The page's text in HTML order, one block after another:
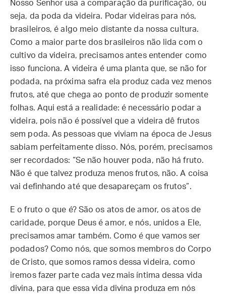
Nosso Senhor usa a comparação da purificação, ou
seja, da poda da videira. Podar videiras para nós,
brasileiros, é algo meio distante da nossa cultura.
Como a maior parte dos brasileiros não lida com o
cultivo da videira, precisamos antes entender como
isso funciona. A videira é uma planta que, se não for
podada, na próxima safra ela produz cada vez menos
frutos, até que chega ao ponto de produzir somente
folhas. Aqui está a realidade: é necessário podar a
videira, pois não é possível que a videira dê frutos
sem poda. As pessoas que viviam na época de Jesus
sabiam perfeitamente disso. Nós, porém, precisamos
ser recordados: “Se não houver poda, não há fruto.
Não é que talvez produza menos frutos, não. A coisa
vai definhando até que desapareçam os frutos”.
E o fruto o que é? São os atos de amor, os atos de
caridade, porque Deus é amor, e nós, unidos a Ele,
precisamos amar também. Como é que vamos ser
podados? Como nós, que somos membros do Corpo
de Cristo, que somos ramos dessa videira, como
iremos fazer parte cada vez mais íntima dessa vida
divina, para que essa vida divina produza em nós